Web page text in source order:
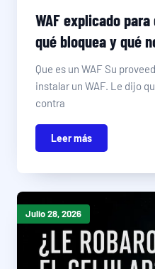
WAF explicado
qué bloquea y qué
Que es un WAF Su
instalar un WAF. Le dijo
contra
Leer más
Julio 28, 2026